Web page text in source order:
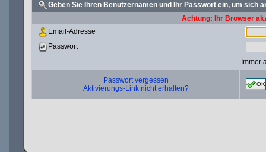
Geben Sie Ihren Benutzernamen und Ihr Passwort ein, um sich
Achtung: Ihr Browser
Email-Adresse
Passwort
Immer
Passwort vergessen
Aktivierungs-Link nicht erhalten?
OK